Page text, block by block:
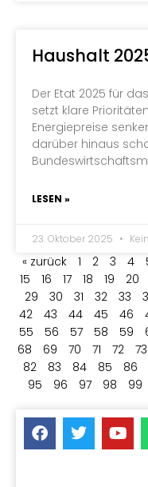
Haushalt
Der Etat 2025 für
setzt klare
Energiepreise
darüber hinaus
LESEN »
23. Oktober 2025
« zurück 1 2 3 4
15
16 17 18 19 20
29
30 31 32 33
42
43 44 45 46
55
56 57 58 59
68
69 70 71 72 73
82
83 84 85 86
95
96 97 98 99